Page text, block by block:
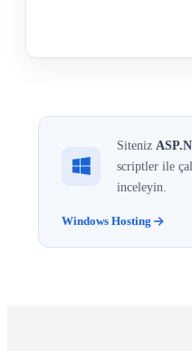
Siteniz
scriptler ile
inceleyin.
Windows Hosting